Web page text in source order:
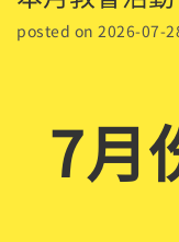
posted on 2026-07-
7月